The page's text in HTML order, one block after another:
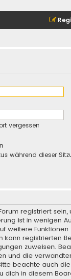
vergessen
während dieser
registriert
ist in wenigen
weitere Funktionen
kann registrierten
zuweisen.
und die
beachte auch
dich in diesem